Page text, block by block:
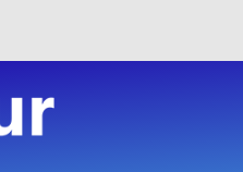
30 мин